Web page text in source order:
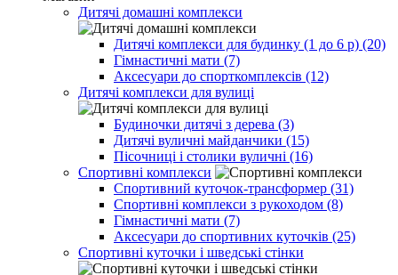
Дитячі домашні комплекси
Дитячі комплекси для будинку (1 до 6 р) (20)
Гімнастичні мати (7)
Аксесуари до спорткомплексів (12)
Дитячі комплекси для вулиці
Будиночки дитячі з дерева (3)
Дитячі вуличні майданчики (15)
Пісочниці і столики вуличні (16)
Спортивні комплекси
Спортивний куточок-трансформер (31)
Спортивні комплекси з рукоходом (8)
Гімнастичні мати (7)
Аксесуари до спортивних куточків (25)
Спортивні куточки і шведські стінки